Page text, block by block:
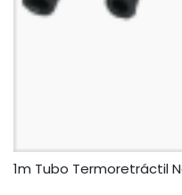
1m Tubo Termoretráctil